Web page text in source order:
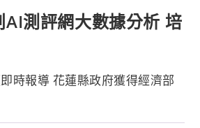
測評網大數據分析 培
時報導 花蓮縣政府獲得經濟部